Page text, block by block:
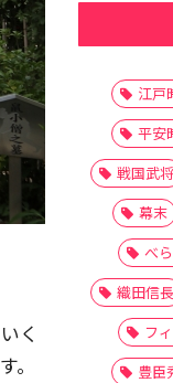
く
。
江戸
平安
戦国武将
幕末
べ
織田信長
フ
豊臣